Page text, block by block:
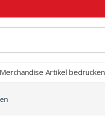
Merchandise Artikel bedrucken